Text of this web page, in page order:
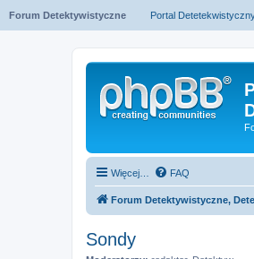
Forum Detektywistyczne Portal
Więcej… FAQ
Forum Detektywistyczne,
Sondy